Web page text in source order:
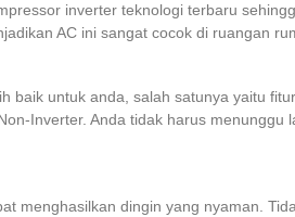
inverter teknologi terbaru
AC ini sangat cocok di ruangan
baik untuk anda, salah satunya yaitu
Inverter. Anda tidak harus
menghasilkan dingin yang nyaman.